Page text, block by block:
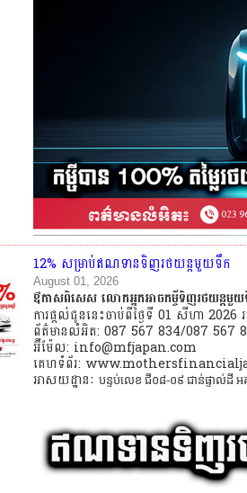
12% សម្រាប់ឥណទានទិញរថយន្តមួយទឹក
August 01, 2026
ឳកាសពិសេស លោកអ្នកអាចកម្ចីទិញរថយន្តមួយ
ការផ្តល់ជូននេះចាប់ពីថ្ងៃទី 01​ សីហា
ព័ត៌មានលំអិត: 087 567 834/087 567
អ៊ីម៉ែល: info@mfjapan.com
គេហទំព័រ:
អាសយដ្ឋានៈ បន្ទប់លេខ ជី០៨-០៩ ជាន់ផ្ទាល់ដី អ